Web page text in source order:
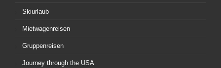
Skiurlaub
Mietwagenreisen
Gruppenreisen
Journey through the USA